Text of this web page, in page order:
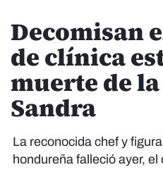
Decomisan
de clínica
muerte de
Sandra
La reconocida chef y
hondureña falleció ayer,